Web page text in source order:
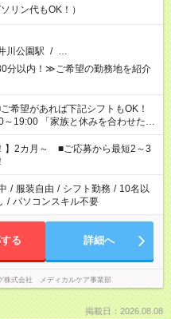
リン代もOK！）
川公園駅 / …
分以内！≫ご希望の勤務地を紹介
みを合わせた
備がしたい」 「できれば残業はし
さいね。 ※Wワーク希望
する勤務時間と、もう1つのお仕事
を超える場合は応募できません。
】2カ月～ ■ご応募から最短2～3
/ 服装自由 / シフト勤務 / 10名以
/ パソコンスキル不要
る 詳細へ
株式会社 メディカルケア事業部
掲載日：2026.08.08